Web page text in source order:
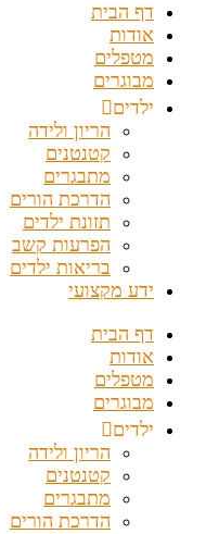
דף הבית
אודות
מטפלים
מבוגרים
ילדים
הריון ולידה
קטנטנים
מתבגרים
הדרכת הורים
תזונת ילדים
הפרעות קשב
בריאות ילדים
ידע מקצועי
דף הבית
אודות
מטפלים
מבוגרים
ילדים
הריון ולידה
קטנטנים
מתבגרים
הדרכת הורים